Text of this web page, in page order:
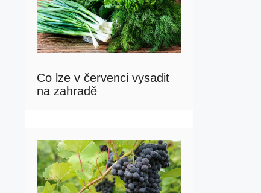
Co lze v červenci vysadit
na zahradě